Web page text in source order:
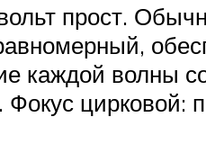
прост.
каждой волны
цирковой: